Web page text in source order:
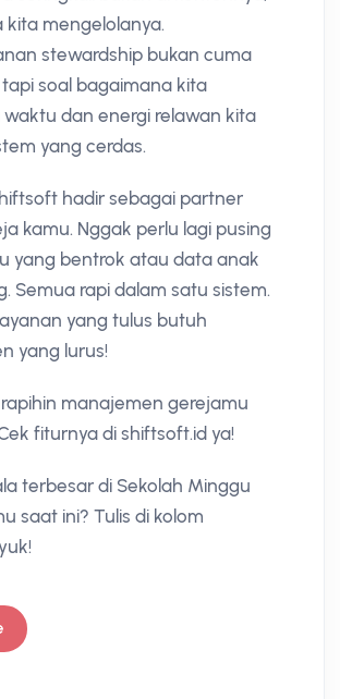
kita mengelolanya.
stewardship bukan cuma
soal bagaimana kita
dan energi relawan kita
yang cerdas.
hadir sebagai partner
kamu. Nggak perlu lagi pusing
yang bentrok atau data anak
Semua rapi dalam satu sistem.
yang tulus butuh
yang lurus!
manajemen gerejamu
fiturnya di shiftsoft.id ya!
terbesar di Sekolah Minggu
saat ini? Tulis di kolom